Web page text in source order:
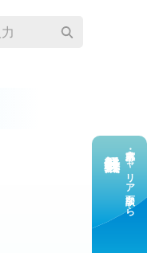
求⼈応募・キャリア⾯談なら